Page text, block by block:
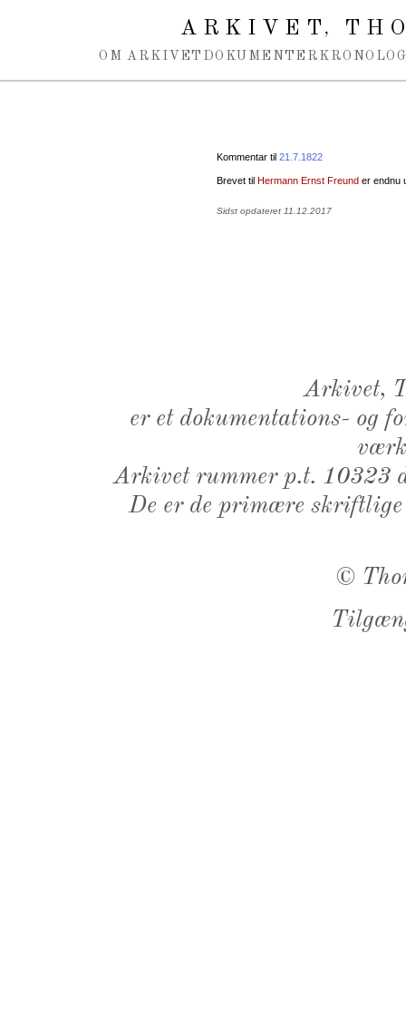
ARKIVET,
OM ARKIVET DOKUMENTER
Kommentar til 21.7.1822
Brevet til Hermann Ernst Freund er endnu
Sidst opdateret 11.12.2017
Arkivet,
er et dokumentations- og
Arkivet rummer p.t. 10323
De er de primære
©